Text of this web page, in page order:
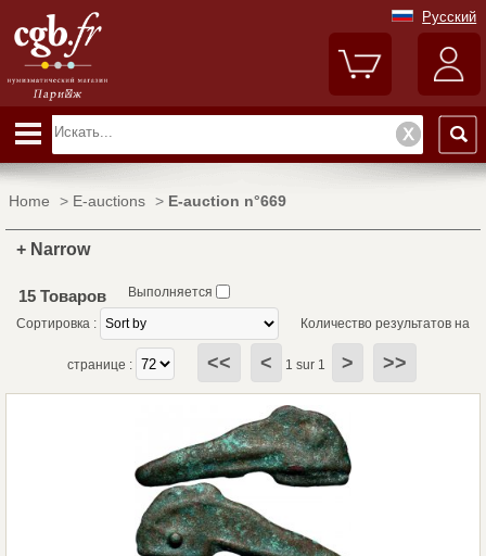
Русский
Home > E-auctions > E-auction n°669
+ Narrow
15 Товаров Выполняется
Сортировка : Количество результатов на
странице : << < 1 sur 1 > >>